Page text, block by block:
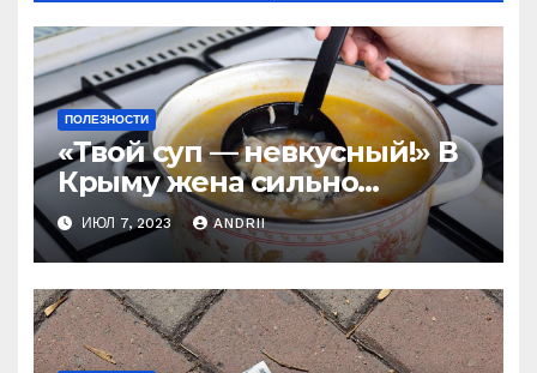
ПОЛЕЗНОСТИ
«Твой суп — невкусный!» В
Крыму жена сильно
наказала мужа за
нелестный отзыв о её
стряпне
ИЮЛ 7, 2023 ANDRII